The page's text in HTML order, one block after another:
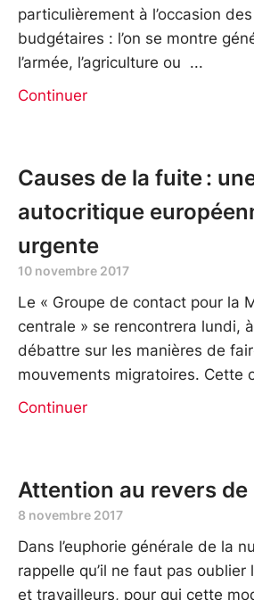
particulièrement à l’occasion
budgétaires : l’on se montre
l’armée, l’agriculture ou
Continuer
Causes de la fuite :
autocritique
urgente
10 novembre 2017
Le « Groupe de contact pour la
centrale » se rencontrera lundi,
débattre sur les manières de
mouvements migratoires. Cette
Continuer
Attention au revers de
8 novembre 2017
Dans l’euphorie générale de la
rappelle qu’il ne faut pas oublier
et travailleurs, pour qui cette